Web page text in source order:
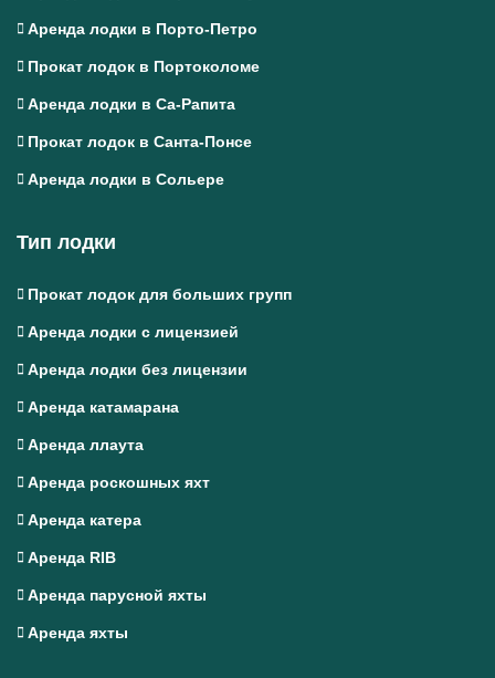
Аренда лодки в Порто-Петро
Прокат лодок в Портоколоме
Аренда лодки в Са-Рапита
Прокат лодок в Санта-Понсе
Аренда лодки в Сольере
Тип лодки
Прокат лодок для больших групп
Аренда лодки с лицензией
Аренда лодки без лицензии
Аренда катамарана
Аренда ллаута
Аренда роскошных яхт
Аренда катера
Аренда RIB
Аренда парусной яхты
Аренда яхты